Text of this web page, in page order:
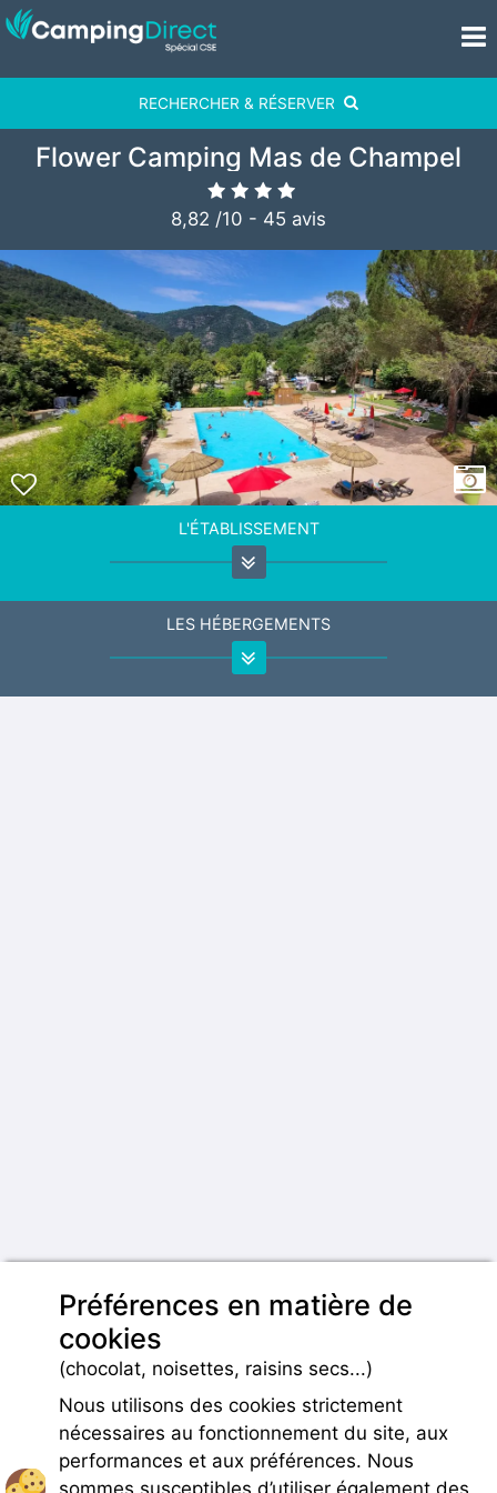
RECHERCHER & RÉSERVER
Flower Camping Mas de Champel
8,82 /10 - 45 avis
L'ÉTABLISSEMENT
LES HÉBERGEMENTS
Préférences en matière de
cookies
(chocolat, noisettes, raisins secs...)
Nous utilisons des cookies strictement
nécessaires au fonctionnement du site, aux
performances et aux préférences. Nous
sommes susceptibles d’utiliser également des